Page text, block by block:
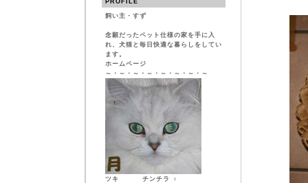
PROFILE
飼い主・すず
念願だったペット仕様の家を手に入
れ、犬猫と毎日快適な暮らしをしてい
ます。
ホームページ
～・～・～・～・～・～・～・～
ツキ チンチラ ♀